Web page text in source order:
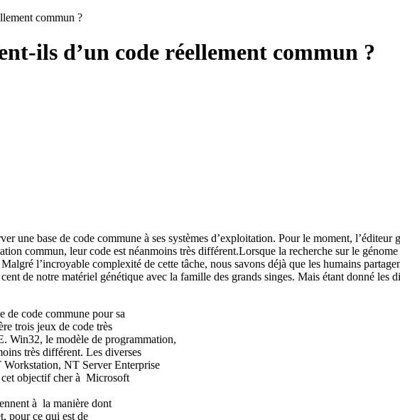
commun ?
ils d’un code réellement commun ?
une base de code commune à ses systèmes d’exploitation. Pour le moment,
commun, leur code est néanmoins très différent.Lorsque la recherche sur le
l’incroyable complexité de cette tâche, nous savons déjà que les humains
de notre matériel génétique avec la famille des grands singes. Mais étant donné les
de code commune pour sa
trois jeux de code très
Win32, le modèle de programmation,
très différent. Les diverses
NT Server Enterprise
objectif cher à Microsoft
à la manière dont
pour ce qui est de